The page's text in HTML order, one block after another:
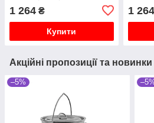
1 264 ₴
Купити
1 264
Акційні пропозиції та новинки
–5%